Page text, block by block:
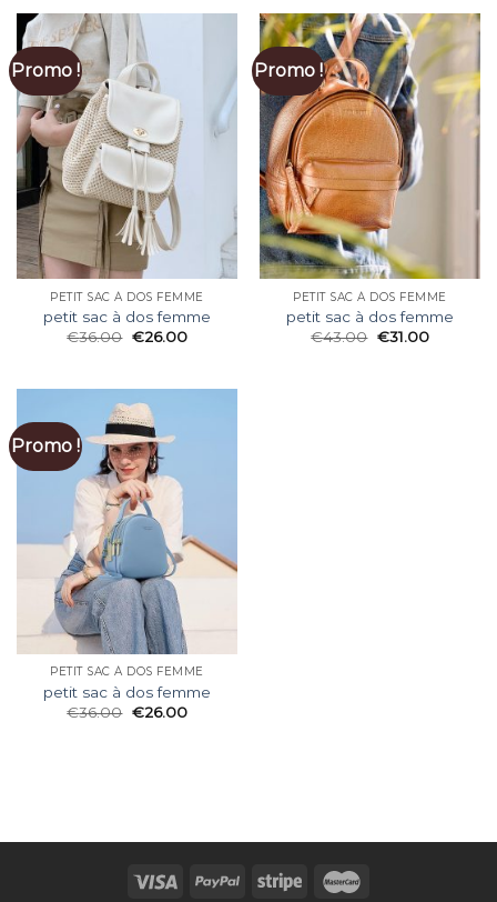
Promo !
PETIT SAC À DOS FEMME
petit sac à dos femme
€36.00 €26.00
Promo !
PETIT SAC À DOS FEMME
petit sac à dos femme
€43.00 €31.00
Promo !
PETIT SAC À DOS FEMME
petit sac à dos femme
€36.00 €26.00